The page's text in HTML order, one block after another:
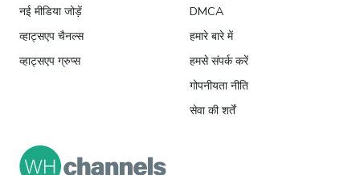
नई मीडिया जोड़ें
व्हाट्सएप चैनल्स
व्हाट्सएप ग्रुप्स
DMCA
हमारे बारे में
हमसे संपर्क करें
गोपनीयता नीति
सेवा की शर्तें